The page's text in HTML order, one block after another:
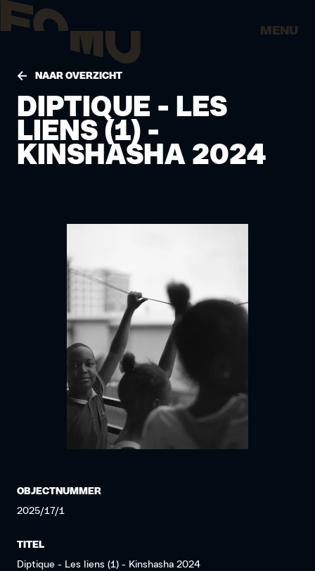
MENU
NAAR OVERZICHT
DIPTIQUE - LES
LIENS (1) -
KINSHASHA 2024
OBJECTNUMMER
2025/17/1
TITEL
Diptique - Les liens (1) - Kinshasha 2024